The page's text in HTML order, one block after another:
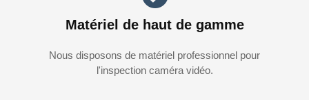
Matériel de haut de gamme
Nous disposons de matériel professionnel pour
l'inspection caméra vidéo.